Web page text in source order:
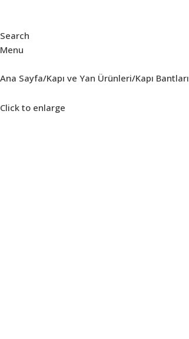
Search
Menu
Ana Sayfa Kapı ve Yan Ürünleri Kapı Bantları
Click to enlarge